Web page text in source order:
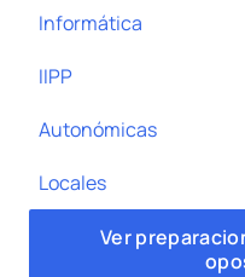
Informática
IIPP
Autonómicas
Locales
Ver